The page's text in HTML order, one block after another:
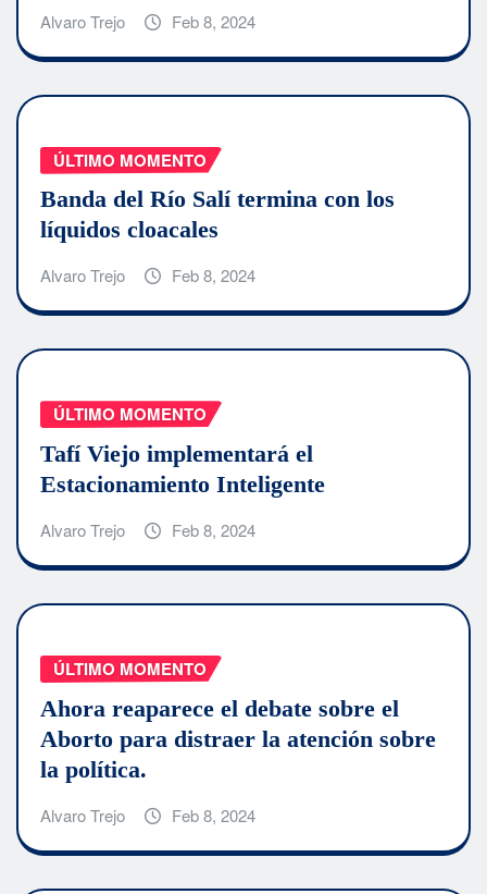
Alvaro Trejo Feb 8, 2024
ÚLTIMO MOMENTO
Banda del Río Salí termina con los
líquidos cloacales
Alvaro Trejo Feb 8, 2024
ÚLTIMO MOMENTO
Tafí Viejo implementará el
Estacionamiento Inteligente
Alvaro Trejo Feb 8, 2024
ÚLTIMO MOMENTO
Ahora reaparece el debate sobre el
Aborto para distraer la atención sobre
la política.
Alvaro Trejo Feb 8, 2024